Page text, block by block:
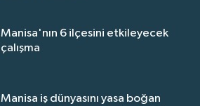
Manisa'nın 6 ilçesini etkileyecek
çalışma
Manisa iş dünyasını yasa boğan